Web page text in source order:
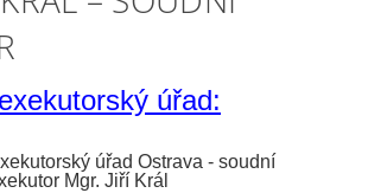
úřad:
úřad Ostrava - soudní
Mgr. Jiří Král